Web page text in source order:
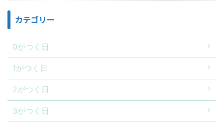
カテゴリー
0がつく日
1がつく日
2がつく日
3がつく日